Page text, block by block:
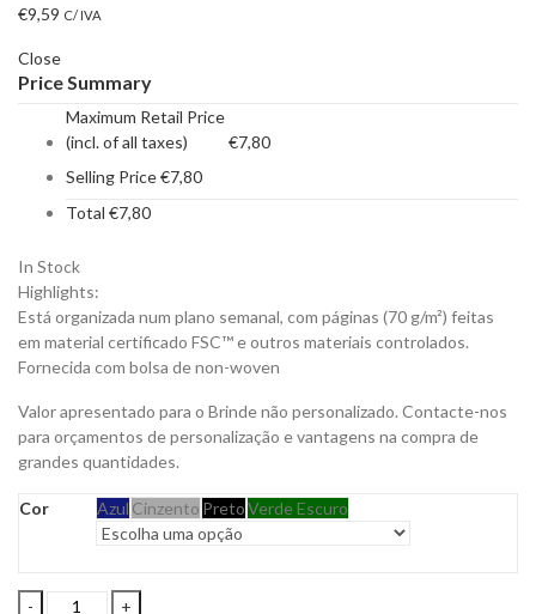
€9,59 C/ IVA
Close
Price Summary
Maximum Retail Price
(incl. of all taxes)
€7,80
Selling Price€7,80
Total €7,80
In Stock
Highlights:
Está organizada num plano semanal, com páginas (70 g/m²) feitas
em material certificado FSC™ e outros materiais controlados.
Fornecida com bolsa de non-woven
Valor apresentado para o Brinde não personalizado. Contacte-nos
para orçamentos de personalização e vantagens na compra de
grandes quantidades.
Cor Azul Cinzento PretoVerde Escuro
Agenda